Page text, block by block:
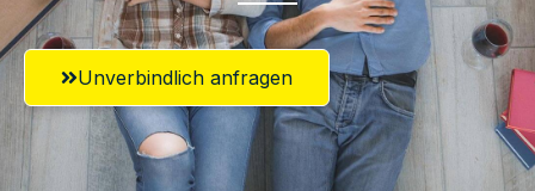
Unverbindlich anfragen